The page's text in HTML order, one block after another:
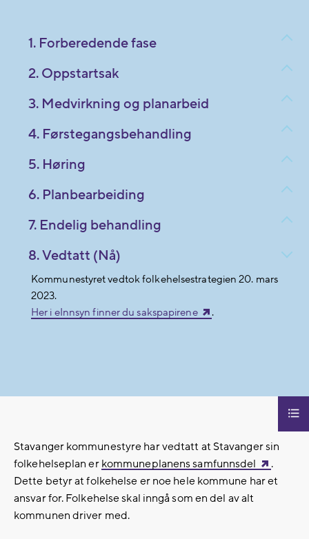
1. Forberedende fase
2. Oppstartsak
3. Medvirkning og planarbeid
4. Førstegangsbehandling
5. Høring
6. Planbearbeiding
7. Endelig behandling
8. Vedtatt (Nå)
Kommunestyret vedtok folkehelsestrategien 20. mars
2023.
Her i eInnsyn finner du sakspapirene
.
Stavanger kommunestyre har vedtatt at Stavanger sin
folkehelseplan er kommuneplanens samfunnsdel
.
Dette betyr at folkehelse er noe hele kommune har et
ansvar for. Folkehelse skal inngå som en del av alt
kommunen driver med.